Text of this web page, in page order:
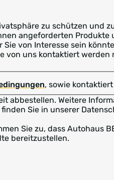
zu schützen und
angeforderten
von Interesse sein
von uns kontaktiert werden
, sowie
abbestellen. Weitere
Sie in unserer
Sie zu, dass Autohaus
bereitzustellen.